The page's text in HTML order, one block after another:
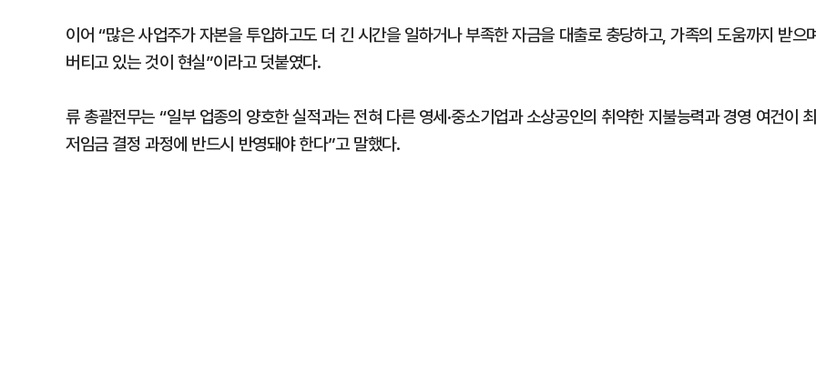
이어 “많은 사업주가 자본을 투입하고도 더 긴 시간을 일하거나 부족한 자금을 대출로 충당하고, 가족의 도움까지 받으
버티고 있는 것이 현실”이라고 덧붙였다.
류 총괄전무는 “일부 업종의 양호한 실적과는 전혀 다른 영세·중소기업과 소상공인의 취약한 지불능력과 경영 여건이 최
저임금 결정 과정에 반드시 반영돼야 한다”고 말했다.